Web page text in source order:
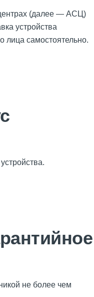
(далее — АСЦ)
устройства
лица самостоятельно.
не более чем